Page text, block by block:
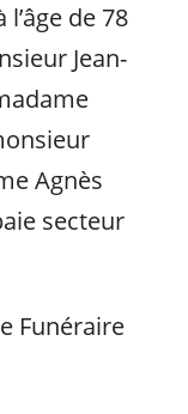
de 78
Jean-
Agnès
secteur
Funéraire